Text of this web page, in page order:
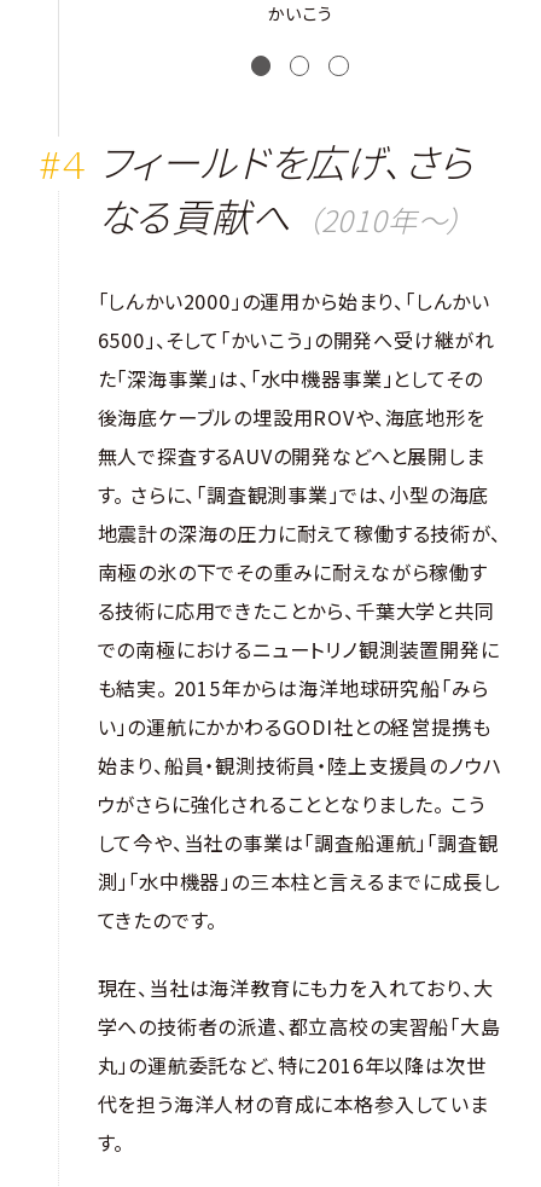
かいこう
1 2 3
フィールドを広げ、さら
なる貢献へ
（2010年〜）
「しんかい2000」の運用から始まり、「しんかい
6500」、そして「かいこう」の開発へ受け継がれ
た「深海事業」は、「水中機器事業」としてその
後海底ケーブルの埋設用ROVや、海底地形を
無人で探査するAUVの開発などへと展開しま
す。 さらに、「調査観測事業」では、小型の海底
地震計の深海の圧力に耐えて稼働する技術が、
南極の氷の下でその重みに耐えながら稼働す
る技術に応用できたことから、千葉大学と共同
での南極におけるニュートリノ観測装置開発に
も結実。 2015年からは海洋地球研究船「みら
い」の運航にかかわるGODI社との経営提携も
始まり、船員・観測技術員・陸上支援員のノウハ
ウがさらに強化されることとなりました。 こう
して今や、当社の事業は「調査船運航」「調査観
測」「水中機器」の三本柱と言えるまでに成長し
てきたのです。
現在、当社は海洋教育にも力を入れており、大
学への技術者の派遣、都立高校の実習船「大島
丸」の運航委託など、特に2016年以降は次世
代を担う海洋人材の育成に本格参入していま
す。